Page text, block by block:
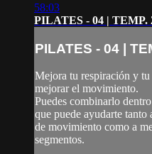
58:03
PILATES - 04 | TEMP.
PILATES - 04 |
Mejora tu respiración y
mejorar el movimiento.
Puedes combinarlo
que puede ayudarte tanto
de movimiento como a
segmentos.